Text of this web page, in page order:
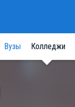
Вузы Колледжи